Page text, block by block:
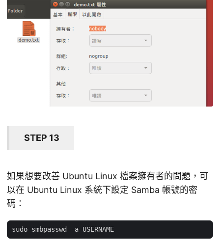
STEP 13
如果想要改善 Ubuntu Linux 檔案擁有者的問題，可
以在 Ubuntu Linux 系統下設定 Samba 帳號的密
碼：